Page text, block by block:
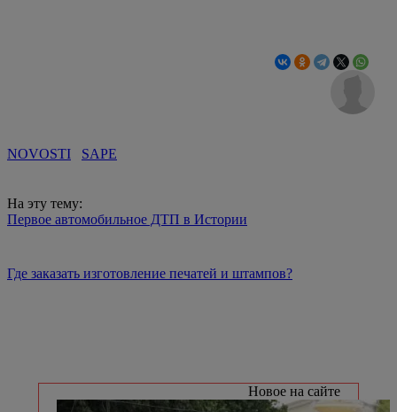
NOVOSTI SAPE
На эту тему:
Первое автомобильное ДТП в Истории
Где заказать изготовление печатей и штампов?
Новое на сайте